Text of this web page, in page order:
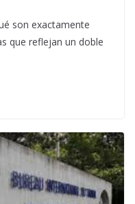
son exactamente
que reflejan un doble